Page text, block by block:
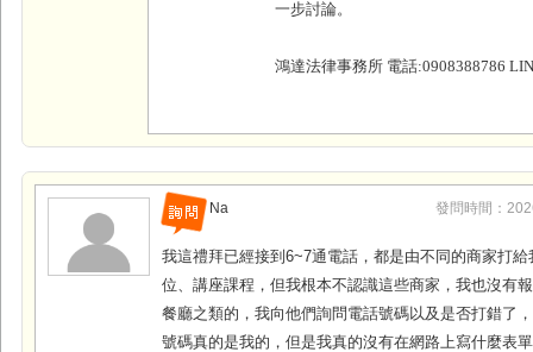
一步討論。
鴻達法律事務所 電話:0908388786
Na 發問時間：
我這禮拜已經接到6~7通電話，都是由不同的商家打
位、講座課程，但我根本不認識這些商家，我也沒有
餐廳之類的，我向他們詢問電話號碼以及是否打錯了
號碼真的是我的，但是我真的沒有在網路上寫什麼表單